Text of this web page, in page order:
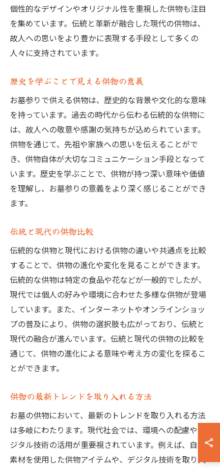
個性的なデザインやオリジナル性を重視した供物も注目
を集めています。伝統と革新が融合した現代の供物は、
故人への思いをより豊かに表現する手段として多くの
人々に支持されています。
歴史を学ぶことで見える供物の意義
お墓参りで供える供物は、歴史的な背景や文化的な意味
を持っています。過去の時代から伝わる伝統的な供物に
は、故人への敬意や感謝の気持ちが込められています。
供物を通じて、先祖や家族への思いを伝えることがで
き、供物自体が大切なコミュニケーション手段となって
います。歴史を学ぶことで、供物が持つ深い意味や価値
を理解し、お墓参りの意義をより深く感じることができ
ます。
伝統と現代の供物比較
伝統的な供物と現代における供物の違いや共通点を比較
することで、供物の進化や変化を見ることができます。
伝統的な供物は特定の食品や花などが一般的でしたが、
現代では個人の好みや環境に合わせた多様な供物が登場
しています。また、インターネットやオンラインショッ
プの普及により、供物の選択肢も広がっており、伝統と
現代の融合が進んでいます。伝統と現代の供物の比較を
通じて、供物の進化による意味や考え方の変化を探るこ
とができます。
供物の最新トレンドを取り入れる方法
お墓の供物において、最新のトレンドを取り入れる方法
は多岐にわたります。現代社会では、環境への配慮やデ
ジタル技術の活用が重要視されています。例えば、自然
素材を使用した供物アイテムや、デジタル技術を取り入